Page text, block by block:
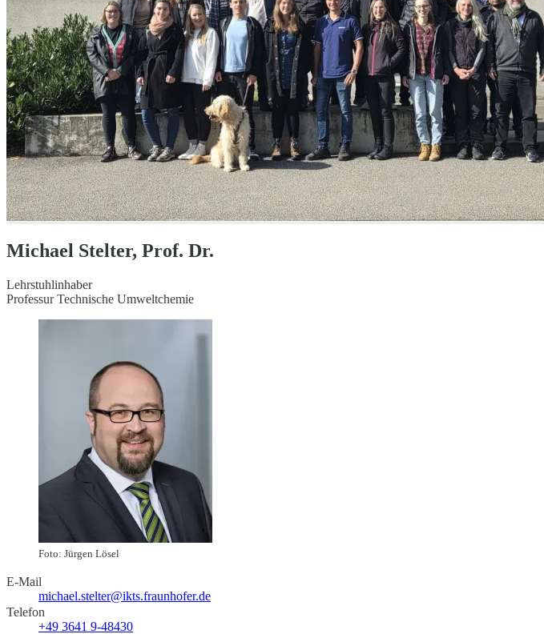
Michael Stelter, Prof. Dr.
Lehrstuhlinhaber
Professur Technische Umweltchemie
Foto: Jürgen Lösel
E-Mail
michael.stelter@ikts.fraunhofer.de
Telefon
+49 3641 9-48430